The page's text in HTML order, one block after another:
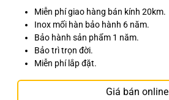
Miễn phí giao hàng bán kính 20km.
Inox mối hàn bảo hành 6 năm.
Bảo hành sản phẩm 1 năm.
Bảo trì trọn đời.
Miễn phí lắp đặt.
Giá bán online